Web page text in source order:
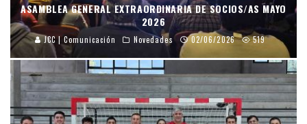
ASAMBLEA GENERAL EXTRAORDINARIA DE SOCIOS/AS MAYO
2026
JCC | Comunicación Novedades 02/06/2026 519